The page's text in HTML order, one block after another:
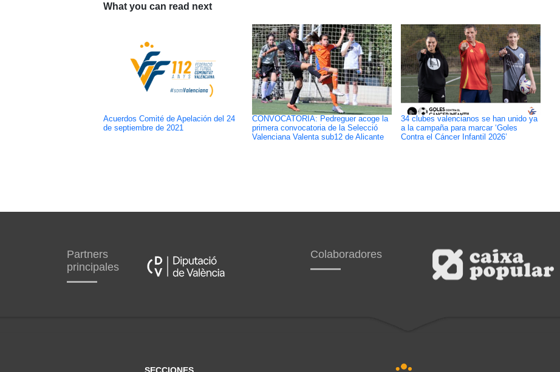
What you can read next
Acuerdos Comité de Apelación del 24
de septiembre de 2021
CONVOCATORIA: Pedreguer acoge la
primera convocatoria de la Selecció
Valenciana Valenta sub12 de Alicante
34 clubes valencianos se han unido ya
a la campaña para marcar ‘Goles
Contra el Cáncer Infantil 2026’
Partners
principales
Colaboradores